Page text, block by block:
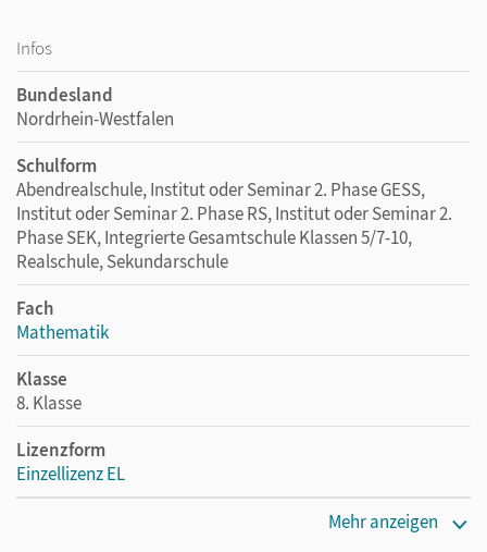
Infos
Bundesland
Nordrhein-Westfalen
Schulform
Abendrealschule, Institut oder Seminar 2. Phase GESS,
Institut oder Seminar 2. Phase RS, Institut oder Seminar 2.
Phase SEK, Integrierte Gesamtschule Klassen 5/7-10,
Realschule, Sekundarschule
Fach
Mathematik
Klasse
8. Klasse
Lizenzform
Einzellizenz EL
Mehr anzeigen